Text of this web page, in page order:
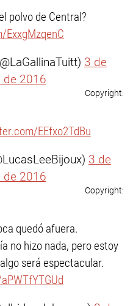
polvo de Central?
3 de
de 2016
EEfxo2TdBu
3 de
de 2016
quedó afuera.
no hizo nada, pero estoy
será espectacular.